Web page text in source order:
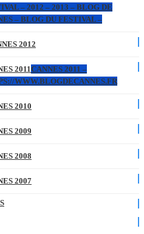
– 2012 – 2013 – BLOG DE
– BLOG DU FESTIVAL –
2012
2011CANNES 2011 –
WWW.BLOGDECANNES.FR
2010
2009
2008
2007